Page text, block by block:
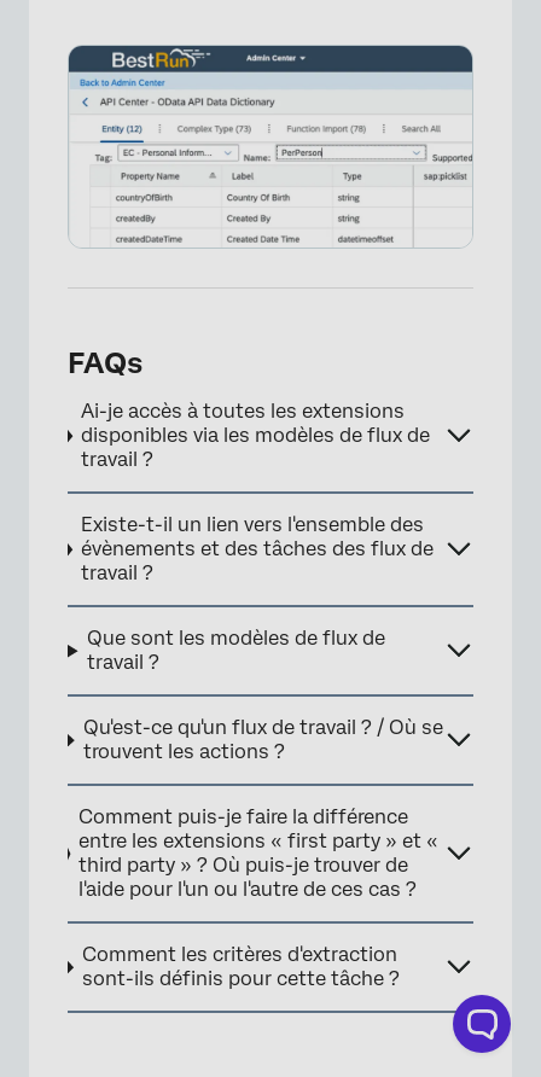
×
×
FAQs
Ai-je accès à toutes les extensions
disponibles via les modèles de flux de
travail ?
Existe-t-il un lien vers l'ensemble des
évènements et des tâches des flux de
travail ?
Que sont les modèles de flux de
travail ?
Qu'est-ce qu'un flux de travail ? / Où se
trouvent les actions ?
Comment puis-je faire la différence
entre les extensions « first party » et «
third party » ? Où puis-je trouver de
l'aide pour l'un ou l'autre de ces cas ?
Comment les critères d'extraction
sont-ils définis pour cette tâche ?